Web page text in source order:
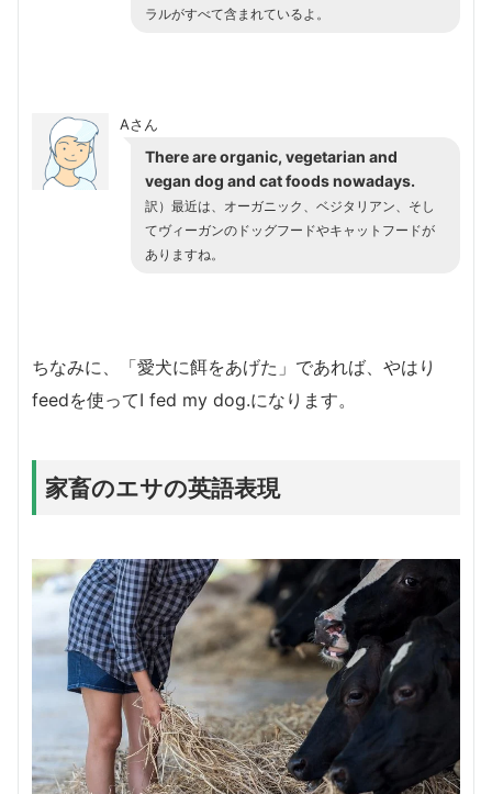
ラルがすべて含まれているよ。
Aさん
There are organic, vegetarian and
vegan dog and cat foods nowadays.
訳）最近は、オーガニック、ベジタリアン、そし
てヴィーガンのドッグフードやキャットフードが
ありますね。
ちなみに、「愛犬に餌をあげた」であれば、やはり
feedを使ってI fed my dog.になります。
家畜のエサの英語表現